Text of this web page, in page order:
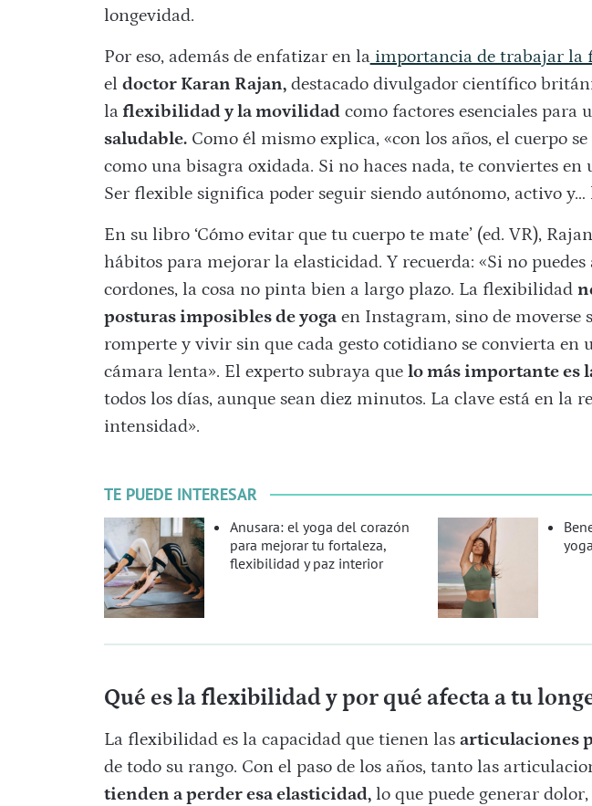
longevidad.
Por eso, además de enfatizar en laimportancia de trabajar la
el doctor Karan Rajan,destacado divulgador científico
laflexibilidad y la movilidadcomo factores esenciales para
saludable.Como él mismo explica, «con los años, el cuerpo
como una bisagra oxidada. Si no haces nada, te conviertes en
Ser flexible significa poder seguir siendo autónomo, activo y…
En su libro ‘Cómo evitar que tu cuerpo te mate’ (ed. VR),
hábitos para mejorar la elasticidad. Y recuerda: «Si no
cordones, la cosa no pinta bien a largo plazo. La flexibilidad
posturas imposibles de yogaen Instagram, sino de moverse
romperte y vivir sin que cada gesto cotidiano se convierta en
cámara lenta». El experto subraya que lo más importante es
todos los días, aunque sean diez minutos. La clave está en la
intensidad».
TE PUEDE INTERESAR
Anusara: el yoga del corazón
para mejorar tu fortaleza,
flexibilidad y paz interior
Qué es la flexibilidad y por qué afecta a tu
La flexibilidad es la capacidad que tienen las articulaciones
de todo su rango. Con el paso de los años, tanto las
tienden a perder esa elasticidad,lo que puede generar